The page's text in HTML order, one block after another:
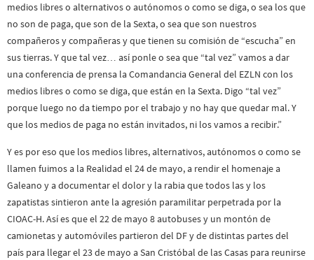
medios libres o alternativos o autónomos o como se diga, o sea los que
no son de paga, que son de la Sexta, o sea que son nuestros
compañeros y compañeras y que tienen su comisión de “escucha” en
sus tierras. Y que tal vez… así ponle o sea que “tal vez” vamos a dar
una conferencia de prensa la Comandancia General del EZLN con los
medios libres o como se diga, que están en la Sexta. Digo “tal vez”
porque luego no da tiempo por el trabajo y no hay que quedar mal. Y
que los medios de paga no están invitados, ni los vamos a recibir.”
Y es por eso que los medios libres, alternativos, autónomos o como se
llamen fuimos a la Realidad el 24 de mayo, a rendir el homenaje a
Galeano y a documentar el dolor y la rabia que todos las y los
zapatistas sintieron ante la agresión paramilitar perpetrada por la
CIOAC-H. Así es que el 22 de mayo 8 autobuses y un montón de
camionetas y automóviles partieron del DF y de distintas partes del
país para llegar el 23 de mayo a San Cristóbal de las Casas para reunirse